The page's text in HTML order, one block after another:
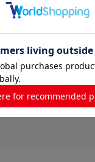
レビューはありません。